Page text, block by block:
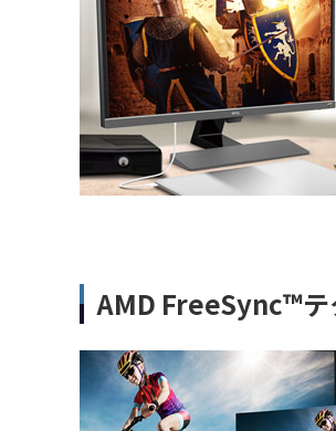
AMD FreeSync™テ